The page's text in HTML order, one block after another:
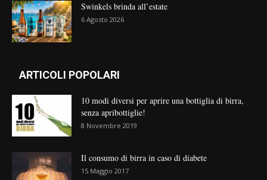
Swinkels brinda all’estate
6 Agosto 2026
ARTICOLI POPOLARI
10 modi diversi per aprire una bottiglia di birra,
senza apribottiglie!
8 Novembre 2019
Il consumo di birra in caso di diabete
15 Maggio 2017